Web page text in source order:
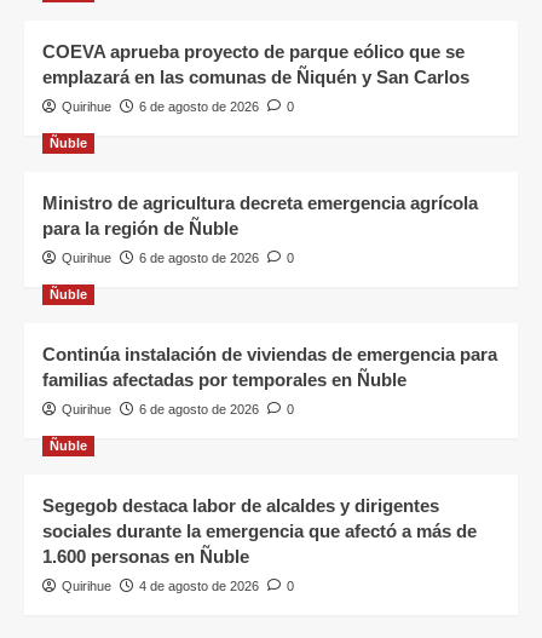
COEVA aprueba proyecto de parque eólico que se
emplazará en las comunas de Ñiquén y San Carlos
Quirihue 6 de agosto de 2026 0
Ñuble
Ministro de agricultura decreta emergencia agrícola
para la región de Ñuble
Quirihue 6 de agosto de 2026 0
Ñuble
Continúa instalación de viviendas de emergencia para
familias afectadas por temporales en Ñuble
Quirihue 6 de agosto de 2026 0
Ñuble
Segegob destaca labor de alcaldes y dirigentes
sociales durante la emergencia que afectó a más de
1.600 personas en Ñuble
Quirihue 4 de agosto de 2026 0